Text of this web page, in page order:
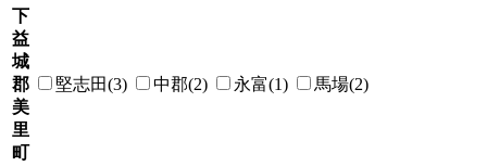
下
益
城
郡
美
里
町
堅志田(3) 中郡(2) 永富(1) 馬場(2)